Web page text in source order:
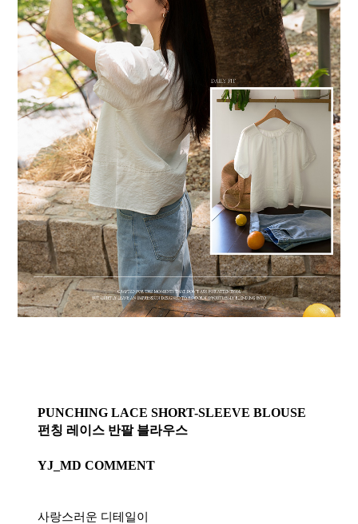
PUNCHING LACE SHORT-SLEEVE BLOUSE
펀칭 레이스 반팔 블라우스
YJ_MD COMMENT
사랑스러운 디테일이